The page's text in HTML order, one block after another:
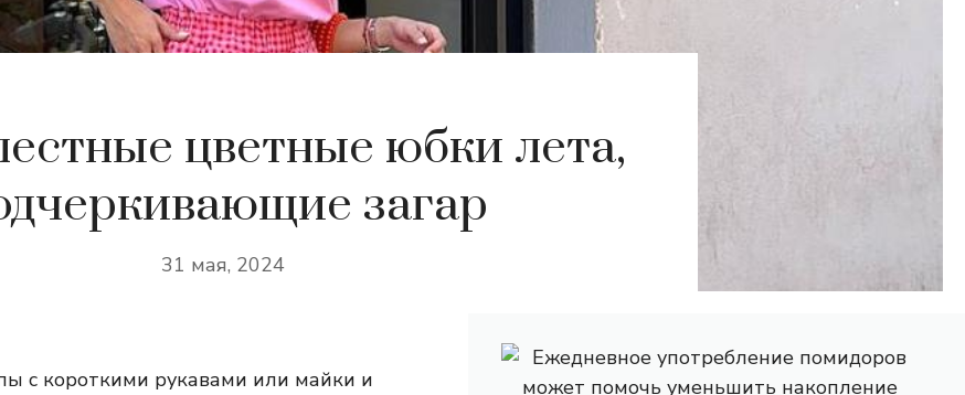
цветные юбки лета,
загар
31 мая, 2024
с короткими рукавами или майки и